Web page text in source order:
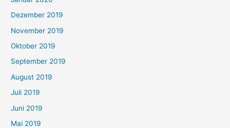
Dezember 2019
November 2019
Oktober 2019
September 2019
August 2019
Juli 2019
Juni 2019
Mai 2019